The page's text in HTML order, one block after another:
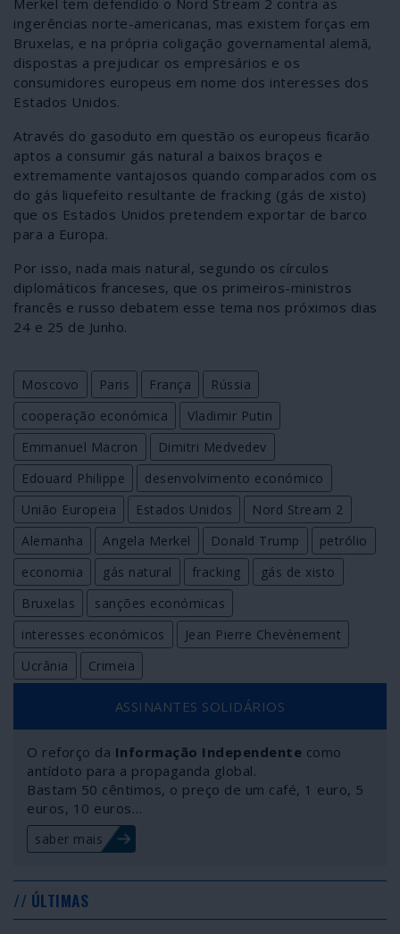
Merkel tem defendido o Nord Stream 2 contra as
ingerências norte-americanas, mas existem forças em
Bruxelas, e na própria coligação governamental alemã,
dispostas a prejudicar os empresários e os
consumidores europeus em nome dos interesses dos
Estados Unidos.
Através do gasoduto em questão os europeus ficarão
aptos a consumir gás natural a baixos braços e
extremamente vantajosos quando comparados com os
do gás liquefeito resultante de fracking (gás de xisto)
que os Estados Unidos pretendem exportar de barco
para a Europa.
Por isso, nada mais natural, segundo os círculos
diplomáticos franceses, que os primeiros-ministros
francês e russo debatem esse tema nos próximos dias
24 e 25 de Junho.
Moscovo Paris França
Rússia
cooperação económica
Vladimir Putin
Emmanuel Macron
Dimitri Medvedev
Edouard Philippe
desenvolvimento económico
União Europeia
Estados Unidos
Nord Stream 2
Alemanha
Angela Merkel Donald Trump
petrólio
economia
gás natural fracking
gás de xisto
Bruxelas
sanções económicas
interesses económicos
Jean Pierre Chevènement
Ucrânia
Crimeia
ASSINANTES SOLIDÁRIOS
O reforço da Informação Independente como
antídoto para a propaganda global.
Bastam 50 cêntimos, o preço de um café, 1 euro, 5
euros, 10 euros…
saber mais
// ÚLTIMAS